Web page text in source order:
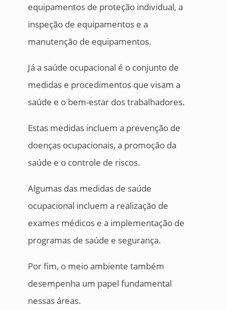
equipamentos de proteção individual, a
inspeção de equipamentos e a
manutenção de equipamentos.
Já a saúde ocupacional é o conjunto de
medidas e procedimentos que visam a
saúde e o bem-estar dos trabalhadores.
Estas medidas incluem a prevenção de
doenças ocupacionais, a promoção da
saúde e o controle de riscos.
Algumas das medidas de saúde
ocupacional incluem a realização de
exames médicos e a implementação de
programas de saúde e segurança.
Por fim, o meio ambiente também
desempenha um papel fundamental
nessas áreas.